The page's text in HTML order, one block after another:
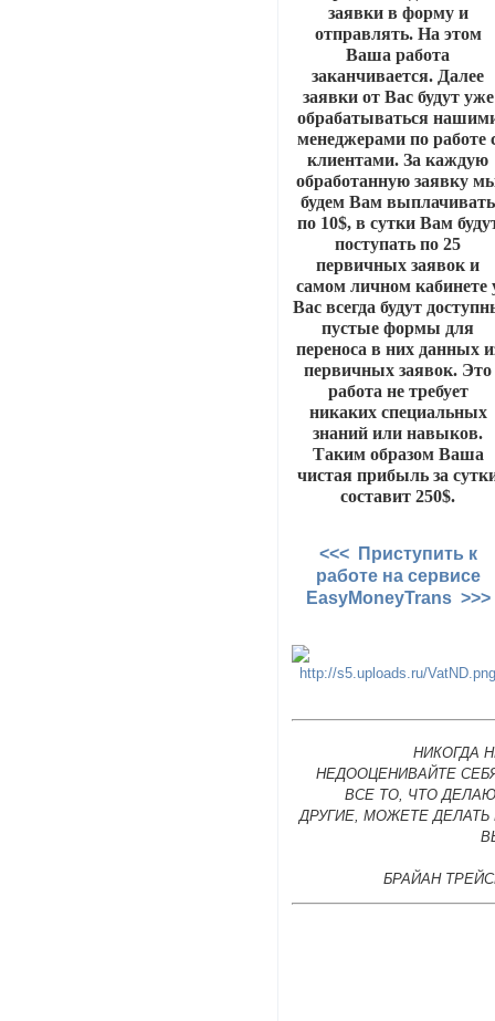
заявки в форму и
отправлять. На этом
Ваша работа
заканчивается. Далее
заявки от Вас будут уже
обрабатываться
менеджерами по работе
клиентами. За каждую
обработанную заявку
будем Вам выплачивать
по 10$, в сутки Вам
поступать по 25
первичных заявок и
самом личном кабинете
Вас всегда будут
пустые формы для
переноса в них данных
первичных заявок. Это
работа не требует
никаких специальных
знаний или навыков.
Таким образом Ваша
чистая прибыль за
составит 250$.
<<< Приступить к
работе на сервисе
EasyMoneyTrans >>>
НИКОГДА
НЕДООЦЕНИВАЙТЕ
ВСЕ ТО, ЧТО
ДРУГИЕ, МОЖЕТЕ ДЕЛАТЬ
БРАЙАН